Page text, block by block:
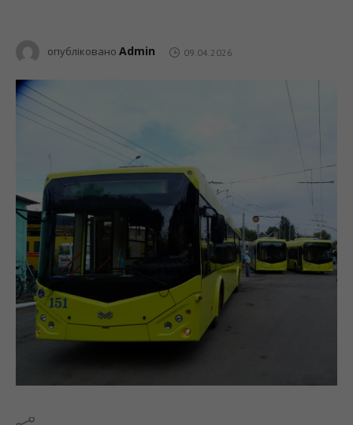
опубліковано Admin 09.04.2026